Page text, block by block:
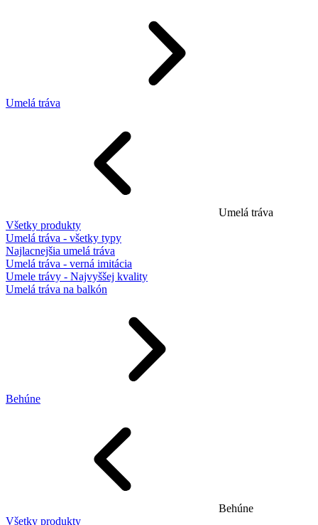
Umelá tráva
Umelá tráva
Všetky produkty
Umelá tráva - všetky typy
Najlacnejšia umelá tráva
Umelá tráva - verná imitácia
Umele trávy - Najvyššej kvality
Umelá tráva na balkón
Behúne
Behúne
Všetky produkty